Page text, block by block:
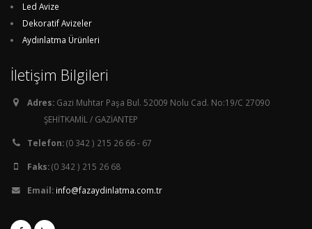
Led Avize
Dekoratif Avizeler
Aydınlatma Ürünleri
İletişim Bilgileri
Adres: Gazi Muhtar Paşa Bul. 52009 Nolu Cad. No:19/C 27090
ŞEHİTKAMİL / GAZİANTEP
Telefon:(0 342 ) 215 26 66 - 67
Faks:(0 342 ) 215 26 68
Email: info@fazaydinlatma.com.tr